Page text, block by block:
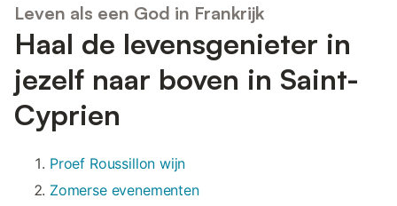
Leven als een God in Frankrijk
Haal de levensgenieter in
jezelf naar boven in Saint-
Cyprien
Proef Roussillon wijn
Zomerse evenementen